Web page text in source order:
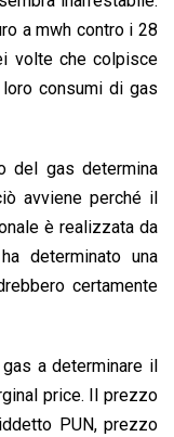
a mwh contro i 28
volte che colpisce
consumi di gas
del gas determina
avviene perché il
è realizzata da
determinato una
certamente
a determinare il
price. Il prezzo
PUN, prezzo